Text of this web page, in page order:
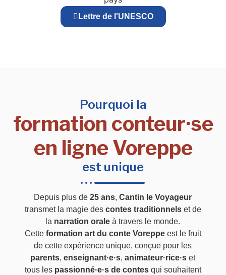
Lettre de l'UNESCO
Pourquoi la
formation conteur·se
en ligne Voreppe
est unique
Depuis plus de25 ans,Cantin le Voyageur
transmet la magie des contes traditionnelset de
la narration orale à travers le monde.
Cette formation art du conte Voreppeest le fruit
de cette expérience unique, conçue pour les
parents,enseignant·e·s,animateur·rice·s et
tous les passionné·e·s de contesqui souhaitent